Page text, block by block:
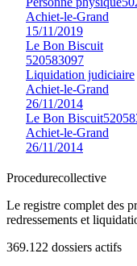
Achiet-le-Grand
15/11/2019
Le Bon Biscuit
520583097
Liquidation judiciaire
Achiet-le-Grand
26/11/2014
Le Bon Biscuit
Achiet-le-Grand
26/11/2014
Procedurecollective
Le registre complet des
redressements et
369.122 dossiers actifs